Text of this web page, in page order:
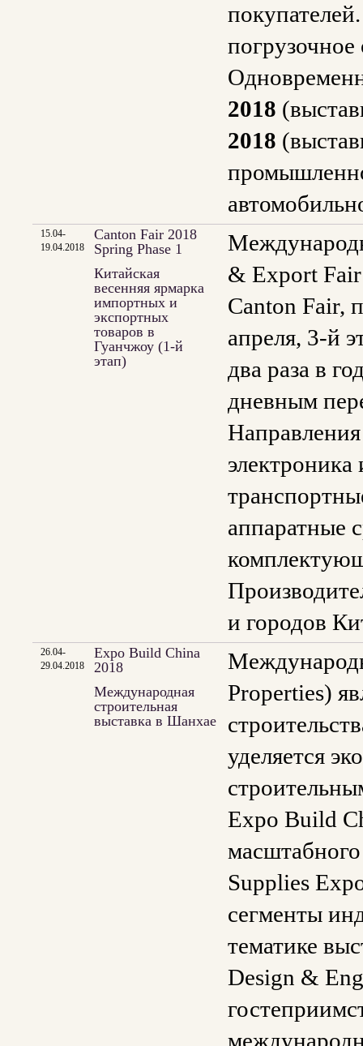
2018
2018
15.04-
19.04.2018
Canton Fair 2018
Spring Phase 1
Китайская
весенняя ярмарка
импортных и
экспортных
товаров в
Гуанчжоу (1-й
этап)
& Export Fair
Canton Fair,
апреля, 3-й
два раза в
дневным
аппаратные
и городов
26.04-
29.04.2018
Expo Build China
2018
Международная
строительная
выставка в Шанхае
Properties)
уделяется
Expo Build
Supplies
сегменты
тематике
Design &